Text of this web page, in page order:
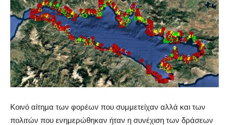
Κοινό αίτημα των φορέων που συμμετείχαν αλλά και των
πολιτών που ενημερώθηκαν ήταν η συνέχιση των δράσεων